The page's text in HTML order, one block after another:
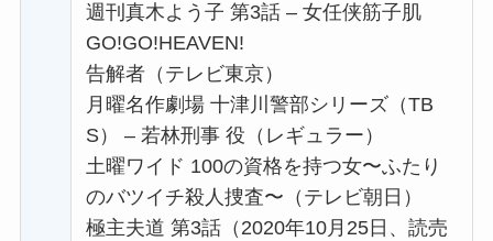
週刊真木よう子 第3話 – 女任侠筋子肌
GO!GO!HEAVEN!
告解者（テレビ東京）
月曜名作劇場 十津川警部シリーズ（TB
S） – 若林刑事 役（レギュラー）
土曜ワイド 100の資格を持つ女〜ふたり
のバツイチ殺人捜査〜（テレビ朝日）
極主夫道 第3話（2020年10月25日、読売